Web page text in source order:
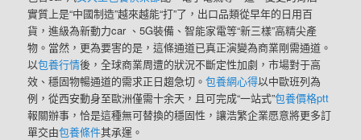
實質上是“中國制造”越來越能“打”了，出口品類從早年的日用百
貨，進級為新動力car 、5G裝備、智能家電等“新三樣”高精尖產
物。當然，更為要害的是，這條通道已真正演變為商業剛需通道。
以包養行情後，全球商業周遭的狀況不斷定性加劇，市場對于高
效、穩固物暢通道的需求正日趨急切。包養網心得以中歐班列為
例，從西安動身至歐洲僅需十余天，且可完成“一站式”包養價格ptt
報關辦事，恰是這種無可替換的穩固性，讓浩繁企業愿意將更多訂
單交由包養條件其承運。